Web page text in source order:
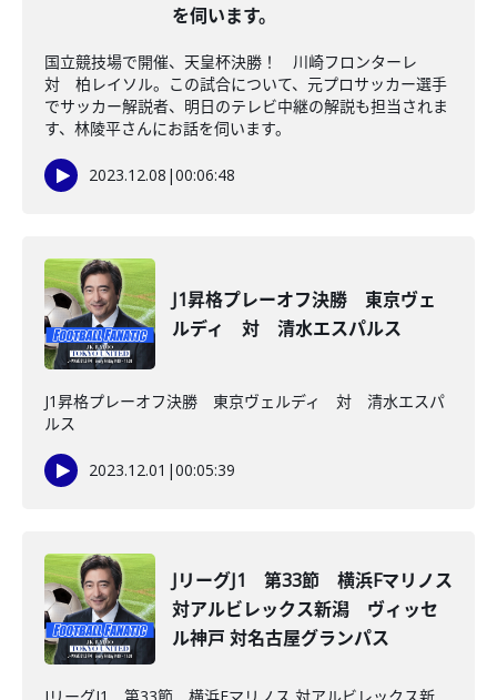
を伺います。
国立競技場で開催、天皇杯決勝！ 川崎フロンターレ
対 柏レイソル。この試合について、元プロサッカー選手
でサッカー解説者、明日のテレビ中継の解説も担当されま
す、林陵平さんにお話を伺います。
2023.12.08 |00:06:48
J1昇格プレーオフ決勝 東京ヴェ
ルディ 対 清水エスパルス
J1昇格プレーオフ決勝 東京ヴェルディ 対 清水エスパ
ルス
2023.12.01 |00:05:39
JリーグJ1 第33節 横浜Fマリノス
対アルビレックス新潟 ヴィッセ
ル神戸 対名古屋グランパス